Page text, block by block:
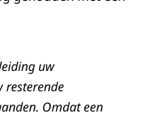
uw
resterende
Omdat een